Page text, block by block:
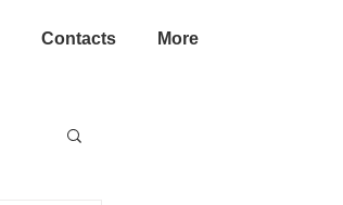
Contacts More